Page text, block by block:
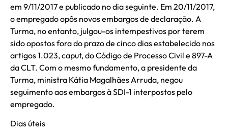
em 9/11/2017 e publicado no dia seguinte. Em 20/11/2017,
o empregado opôs novos embargos de declaração. A
Turma, no entanto, julgou-os intempestivos por terem
sido opostos fora do prazo de cinco dias estabelecido nos
artigos 1.023, caput, do Código de Processo Civil e 897-A
da CLT. Com o mesmo fundamento, a presidente da
Turma, ministra Kátia Magalhães Arruda, negou
seguimento aos embargos à SDI-1 interpostos pelo
empregado.
Dias úteis